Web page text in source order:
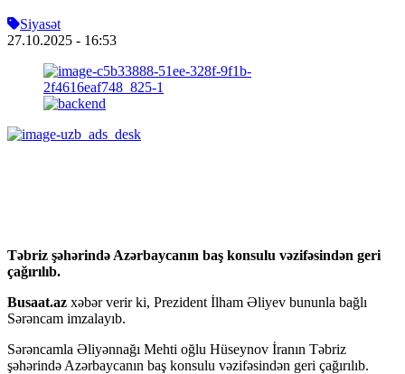
Siyasət
27.10.2025 - 16:53
Təbriz şəhərində Azərbaycanın baş konsulu vəzifəsindən geri
çağırılıb.
Busaat.az xəbər verir ki, Prezident İlham Əliyev bununla bağlı
Sərəncam imzalayıb.
Sərəncamla Əliyənnağı Mehti oğlu Hüseynov İranın Təbriz
şəhərində Azərbaycanın baş konsulu vəzifəsindən geri çağırılıb.